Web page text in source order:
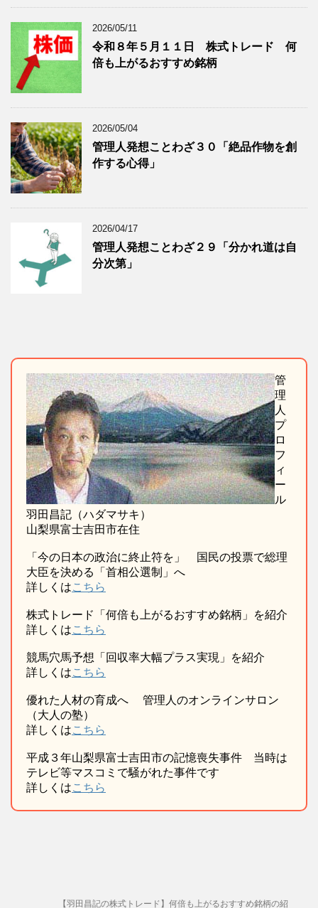
示
2026/05/11
令和８年５月１１日 株式トレード 何
倍も上がるおすすめ銘柄
2026/05/04
管理人発想ことわざ３０「絶品作物を創
作する心得」
2026/04/17
管理人発想ことわざ２９「分かれ道は自
分次第」
管
理
人
プ
ロ
フ
ィ
ー
ル
羽田昌記（ハダマサキ）
山梨県富士吉田市在住
「今の日本の政治に終止符を」 国民の投票で総理
大臣を決める「首相公選制」へ
詳しくはこちら
株式トレード「何倍も上がるおすすめ銘柄」を紹介
詳しくはこちら
競馬穴馬予想「回収率大幅プラス実現」を紹介
詳しくはこちら
優れた人材の育成へ 管理人のオンラインサロン
（大人の塾）
詳しくはこちら
平成３年山梨県富士吉田市の記憶喪失事件 当時は
テレビ等マスコミで騒がれた事件です
詳しくはこちら
【羽田昌記の株式トレード】何倍も上がるおすすめ銘柄の紹